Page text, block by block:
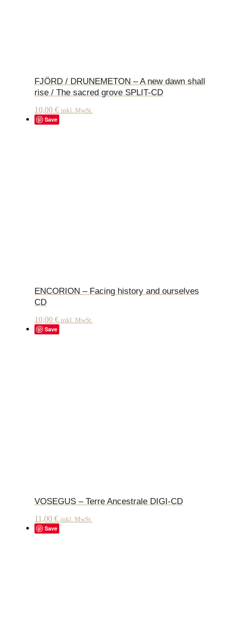
FJÖRD / DRUNEMETON – A new dawn shall
rise / The sacred grove SPLIT-CD
10,00 € inkl. MwSt.
Save
ENCORION – Facing history and ourselves
CD
10,00 € inkl. MwSt.
Save
VOSEGUS – Terre Ancestrale DIGI-CD
11,00 € inkl. MwSt.
Save